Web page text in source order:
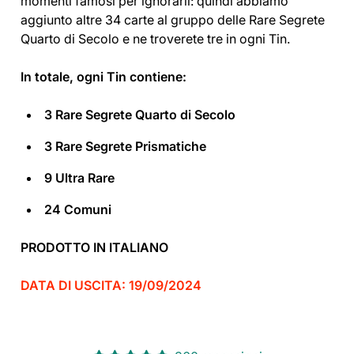
aggiunto altre 34 carte al gruppo delle Rare Segrete
Quarto di Secolo e ne troverete tre in ogni Tin.
In totale, ogni Tin contiene:
3 Rare Segrete Quarto di Secolo
3 Rare Segrete Prismatiche
9 Ultra Rare
24 Comuni
PRODOTTO IN ITALIANO
DATA DI USCITA: 19/09/2024